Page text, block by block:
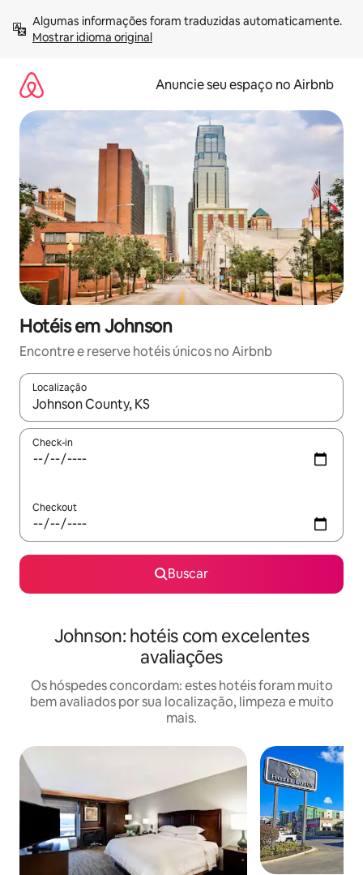
para
Mostrar idioma original
Anuncie seu espaço no Airbnb
Hotéis em Johnson
Encontre e reserve hotéis únicos no Airbnb
Localização
Quando os resultados estiverem disponíveis, explore-os
Check-in
Checkout
Buscar
Johnson: hotéis com excelentes
avaliações
Os hóspedes concordam: estes hotéis foram muito
bem avaliados por sua localização, limpeza e muito
mais.